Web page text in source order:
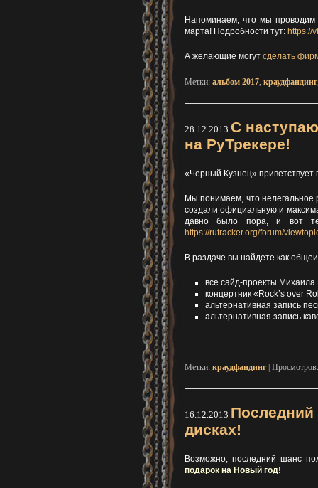
Напоминаем, что мы проводим
марта! Подробности тут: https://
А желающие могут сделать
Метки: альбом 2017 краудфандинг
28.12.2013 С
на РуТрекере!
«Черный Кузнец» приветствует
Мы понимаем, что нелегальное
создали официальную и
давно было пора, и вот
https://rutracker.org/forum/
В раздаче вы найдете как
все сайд-проекты
концертник «Rock’s over
альтернативная запись
альтернативная запись
Метки: краудфандинг |
16.12.2013
дисках!
Возможно, последний шанс
подарок на Новый год!